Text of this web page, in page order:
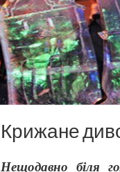
Крижане
Нещодавно біля